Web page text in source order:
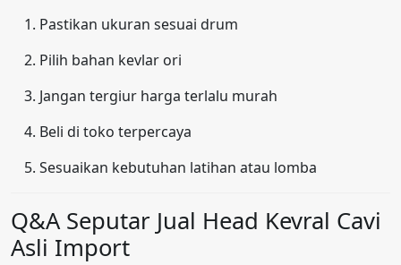
Pastikan ukuran sesuai drum
Pilih bahan kevlar ori
Jangan tergiur harga terlalu murah
Beli di toko terpercaya
Sesuaikan kebutuhan latihan atau lomba
Q&A Seputar Jual Head Kevral Cavi
Asli Import